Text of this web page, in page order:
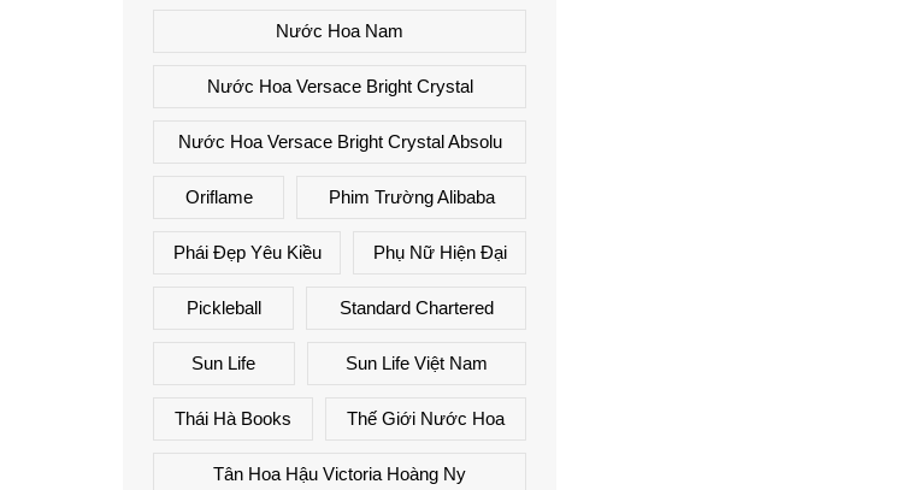
Nước Hoa Nam
Nước Hoa Versace Bright Crystal
Nước Hoa Versace Bright Crystal Absolu
Oriflame Phim Trường Alibaba
Phái Đẹp Yêu Kiều Phụ Nữ Hiện Đại
Pickleball Standard Chartered
Sun Life Sun Life Việt Nam
Thái Hà Books Thế Giới Nước Hoa
Tân Hoa Hậu Victoria Hoàng Ny